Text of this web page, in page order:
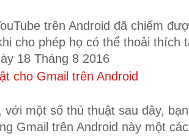
trên Android đã chiếm
cho phép họ có thể thoải thích
18 Tháng 8 2016
cho Gmail trên Android
với một số thủ thuật sau đây,
Gmail trên Android này một